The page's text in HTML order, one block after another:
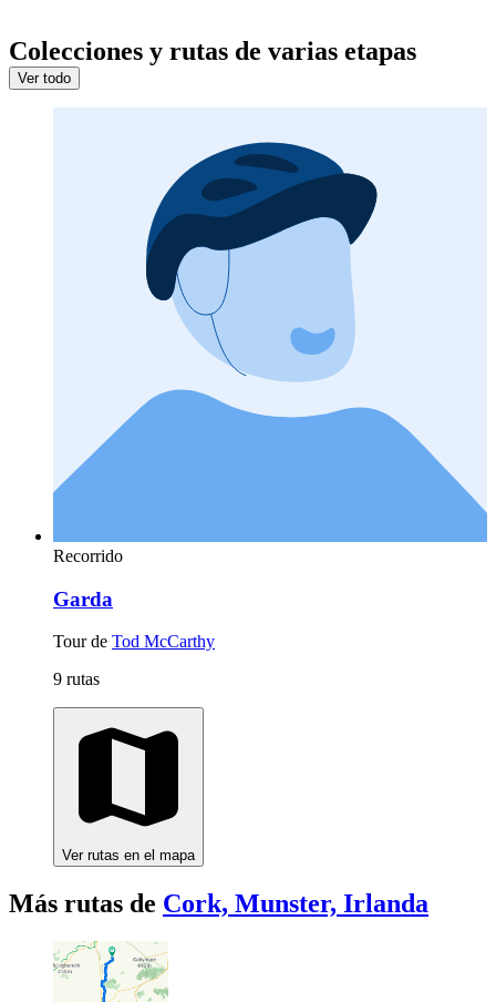
Colecciones y rutas de varias etapas
Ver todo
Recorrido
Garda
Tour de Tod McCarthy
9 rutas
Ver rutas en el mapa
Más rutas de Cork, Munster, Irlanda